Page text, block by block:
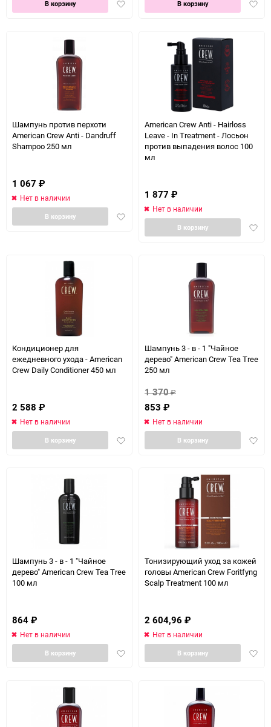
Добавить
В корзину В корзину
Шампунь против перхоти
American Crew Anti - Dandruff
Shampoo 250 мл
1 067 ₽
Нет в наличии
Добавить
избранное
В корзину
American Crew Anti - Hairloss
Leave - In Treatment - Лосьон
против выпадения волос 100
мл
1 877 ₽
Нет в наличии
В корзину
Кондиционер для
ежедневного ухода - American
Crew Daily Conditioner 450 мл
2 588 ₽
Нет в наличии
Добавить
В корзину
Шампунь 3 - в - 1 "Чайное
дерево" American Crew Tea Tree
250 мл
1 370₽
853 ₽
Нет в наличии
В корзину
Шампунь 3 - в - 1 "Чайное
дерево" American Crew Tea Tree
100 мл
864 ₽
Нет в наличии
Добавить
В корзину
Тонизирующий уход за кожей
головы American Crew Foritfyng
Scalp Treatment 100 мл
2 604,96 ₽
Нет в наличии
В корзину